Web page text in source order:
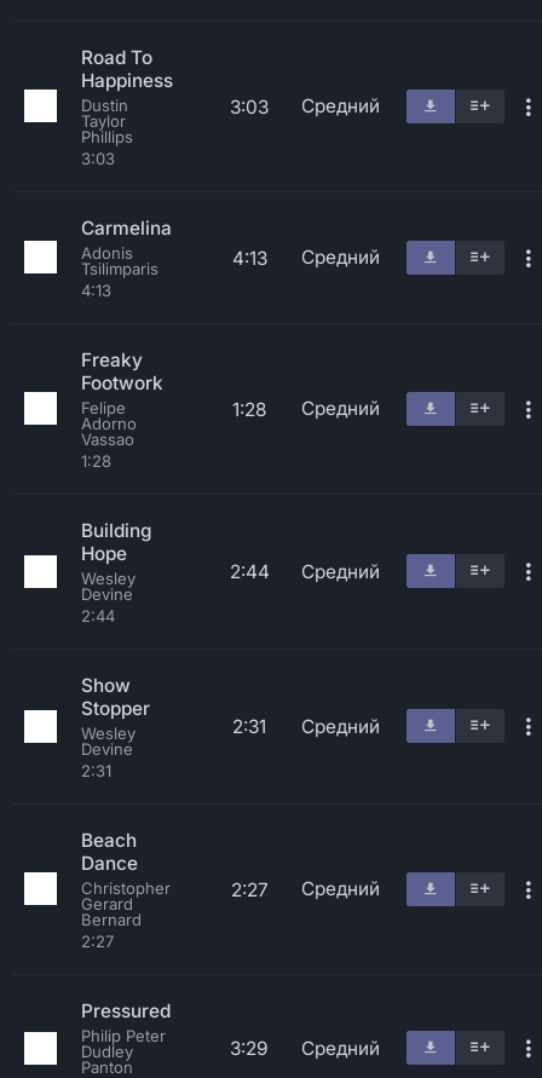
Road To
Happiness
Dustin
Taylor
Phillips
3:03
3:03 Средний
Carmelina
Adonis
Tsilimparis
4:13
4:13 Средний
Freaky
Footwork
Felipe
Adorno
Vassao
1:28
1:28 Средний
Building
Hope
Wesley
Devine
2:44
2:44 Средний
Show
Stopper
Wesley
Devine
2:31
2:31 Средний
Beach
Dance
Christopher
Gerard
Bernard
2:27
2:27 Средний
Pressured
Philip Peter
Dudley
Panton
3:29 Средний